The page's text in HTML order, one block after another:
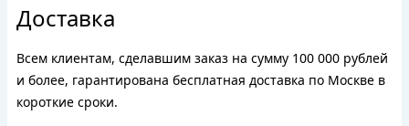
Доставка
Всем клиентам, сделавшим заказ на сумму 100 000 рублей
и более, гарантирована бесплатная доставка по Москве в
короткие сроки.